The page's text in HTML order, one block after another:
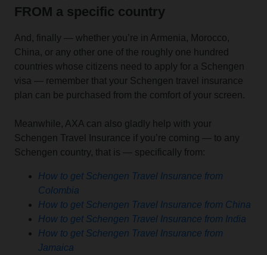
FROM a specific country
And, finally — whether you’re in Armenia, Morocco,
China, or any other one of the roughly one hundred
countries whose citizens need to apply for a Schengen
visa — remember that your Schengen travel insurance
plan can be purchased from the comfort of your screen.
Meanwhile, AXA can also gladly help with your
Schengen Travel Insurance if you’re coming — to any
Schengen country, that is — specifically from:
How to get Schengen Travel Insurance from
Colombia
How to get Schengen Travel Insurance from China
How to get Schengen Travel Insurance from India
How to get Schengen Travel Insurance from
Jamaica